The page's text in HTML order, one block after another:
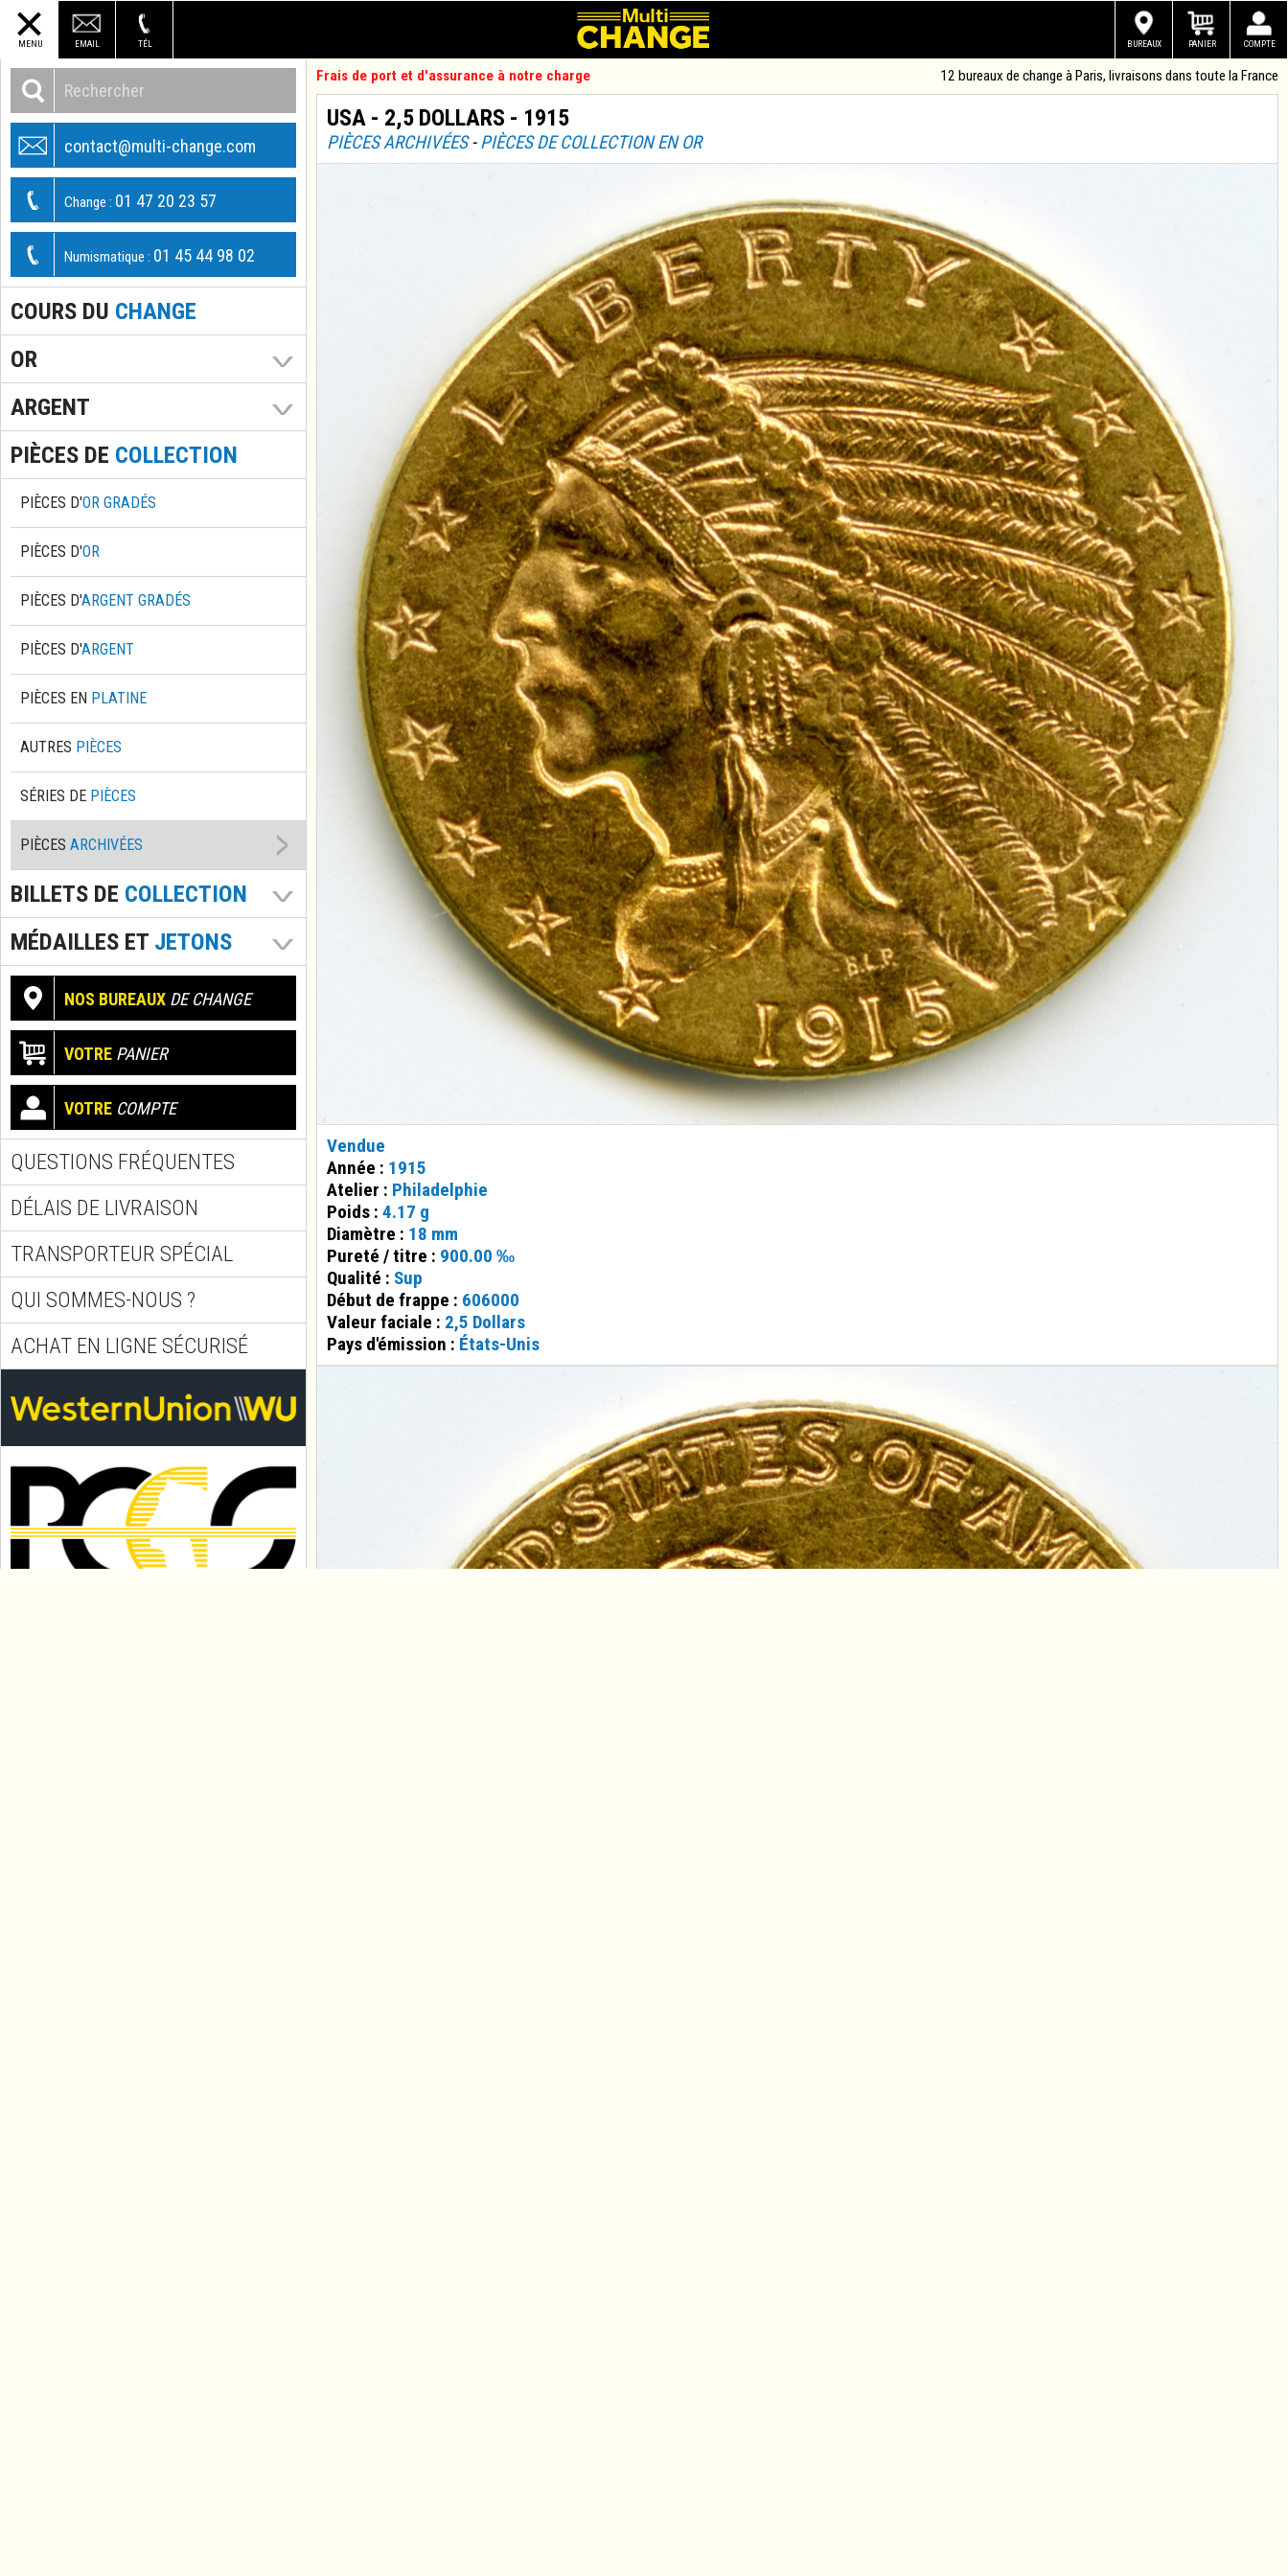
MENU EMAIL TÉL COMPTE
PANIER
BUREAUX
contact@multi-change.com
Change : 01 47 20 23 57
Numismatique : 01 45 44 98 02
COURS DU CHANGE
OR
ARGENT
PIÈCES DE COLLECTION
PIÈCES D'OR GRADÉS
PIÈCES D'OR
PIÈCES D'ARGENT GRADÉS
PIÈCES D'ARGENT
PIÈCES EN PLATINE
AUTRES PIÈCES
SÉRIES DE PIÈCES
PIÈCES ARCHIVÉES
BILLETS DE COLLECTION
MÉDAILLES ET JETONS
NOS BUREAUX DE CHANGE
VOTRE PANIER
VOTRE COMPTE
QUESTIONS FRÉQUENTES
DÉLAIS DE LIVRAISON
TRANSPORTEUR SPÉCIAL
QUI SOMMES-NOUS ?
ACHAT EN LIGNE SÉCURISÉ
Frais de port et d'assurance à notre charge 12 bureaux de change à Paris, livraisons dans toute la France
USA - 2,5 DOLLARS - 1915
PIÈCES ARCHIVÉES-PIÈCES DE COLLECTION EN OR
Vendue
Année : 1915
Atelier : Philadelphie
Poids : 4.17 g
Diamètre : 18 mm
Pureté / titre : 900.00 ‰
Qualité : Sup
Début de frappe : 606000
Valeur faciale : 2,5 Dollars
Pays d'émission : États-Unis